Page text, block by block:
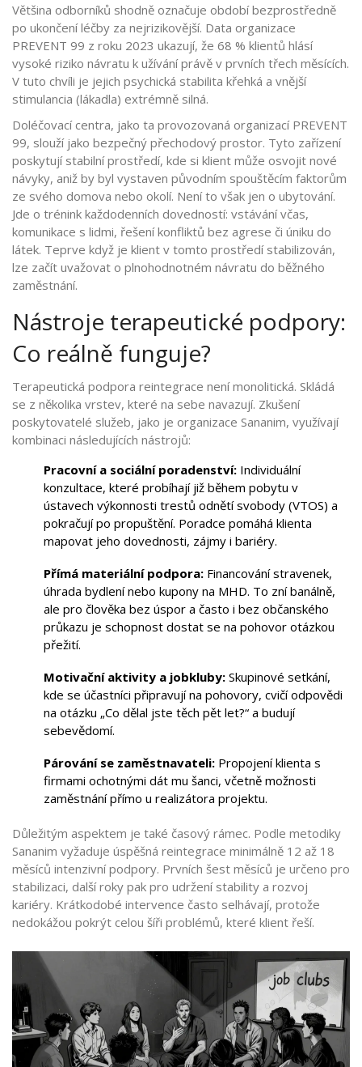
Většina odborníků shodně označuje období bezprostředně
po ukončení léčby za nejrizikovější. Data organizace
PREVENT 99 z roku 2023 ukazují, že 68 % klientů hlásí
vysoké riziko návratu k užívání právě v prvních třech měsících.
V tuto chvíli je jejich psychická stabilita křehká a vnější
stimulancia (lákadla) extrémně silná.
Doléčovací centra, jako ta provozovaná organizací PREVENT
99, slouží jako bezpečný přechodový prostor. Tyto zařízení
poskytují stabilní prostředí, kde si klient může osvojit nové
návyky, aniž by byl vystaven původním spouštěcím faktorům
ze svého domova nebo okolí. Není to však jen o ubytování.
Jde o trénink každodenních dovedností: vstávání včas,
komunikace s lidmi, řešení konfliktů bez agrese či úniku do
látek. Teprve když je klient v tomto prostředí stabilizován,
lze začít uvažovat o plnohodnotném návratu do běžného
zaměstnání.
Nástroje terapeutické podpory:
Co reálně funguje?
Terapeutická podpora reintegrace není monolitická. Skládá
se z několika vrstev, které na sebe navazují. Zkušení
poskytovatelé služeb, jako je organizace Sananim, využívají
kombinaci následujících nástrojů:
Pracovní a sociální poradenství: Individuální
konzultace, které probíhají již během pobytu v
ústavech výkonnosti trestů odnětí svobody (VTOS) a
pokračují po propuštění. Poradce pomáhá klienta
mapovat jeho dovednosti, zájmy i bariéry.
Přímá materiální podpora: Financování stravenek,
úhrada bydlení nebo kupony na MHD. To zní banálně,
ale pro člověka bez úspor a často i bez občanského
průkazu je schopnost dostat se na pohovor otázkou
přežití.
Motivační aktivity a jobkluby: Skupinové setkání,
kde se účastníci připravují na pohovory, cvičí odpovědi
na otázku „Co dělal jste těch pět let?“ a budují
sebevědomí.
Párování se zaměstnavateli: Propojení klienta s
firmami ochotnými dát mu šanci, včetně možnosti
zaměstnání přímo u realizátora projektu.
Důležitým aspektem je také časový rámec. Podle metodiky
Sananim vyžaduje úspěšná reintegrace minimálně 12 až 18
měsíců intenzivní podpory. Prvních šest měsíců je určeno pro
stabilizaci, další roky pak pro udržení stability a rozvoj
kariéry. Krátkodobé intervence často selhávají, protože
nedokážou pokrýt celou šíři problémů, které klient řeší.